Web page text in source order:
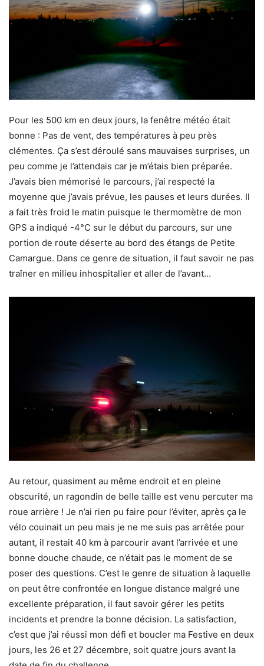
Pour les 500 km en deux jours, la fenêtre météo était
bonne : Pas de vent, des températures à peu près
clémentes. Ça s’est déroulé sans mauvaises surprises, un
peu comme je l’attendais car je m’étais bien préparée.
J’avais bien mémorisé le parcours, j’ai respecté la
moyenne que j’avais prévue, les pauses et leurs durées. Il
a fait très froid le matin puisque le thermomètre de mon
GPS a indiqué -4°C sur le début du parcours, sur une
portion de route déserte au bord des étangs de Petite
Camargue. Dans ce genre de situation, il faut savoir ne pas
traîner en milieu inhospitalier et aller de l’avant…
Au retour, quasiment au même endroit et en pleine
obscurité, un ragondin de belle taille est venu percuter ma
roue arrière ! Je n’ai rien pu faire pour l’éviter, après ça le
vélo couinait un peu mais je ne me suis pas arrêtée pour
autant, il restait 40 km à parcourir avant l’arrivée et une
bonne douche chaude, ce n’était pas le moment de se
poser des questions. C’est le genre de situation à laquelle
on peut être confrontée en longue distance malgré une
excellente préparation, il faut savoir gérer les petits
incidents et prendre la bonne décision. La satisfaction,
c’est que j’ai réussi mon défi et boucler ma Festive en deux
jours, les 26 et 27 décembre, soit quatre jours avant la